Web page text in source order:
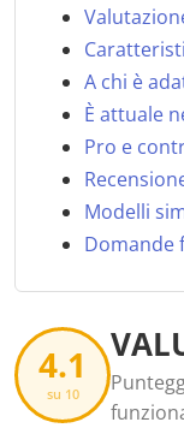
A chi è
È attuale
Pro e
Modelli
Domande
4.1
su 10